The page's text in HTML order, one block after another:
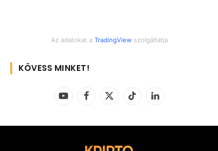
Az adatokat a TradingView szolgáltatja
KÖVESS MINKET!
YouTubeFacebook
X
TikTok LinkedIn